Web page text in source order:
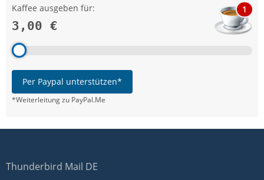
Kaffee ausgeben für:
3,00 €
1
Per Paypal unterstützen*
*Weiterleitung zu PayPal.Me
Thunderbird Mail DE